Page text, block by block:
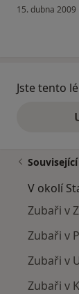
15. dubna 2009
Jste tento
V okolí
Zubaři v
Zubaři v
Zubaři v
Zubaři v